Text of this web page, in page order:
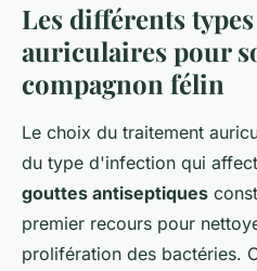
Les différents
auriculaires pour
compagnon félin
Le choix du traitement
du type d'infection qui
gouttes antiseptiques
premier recours pour
prolifération des bactéries.